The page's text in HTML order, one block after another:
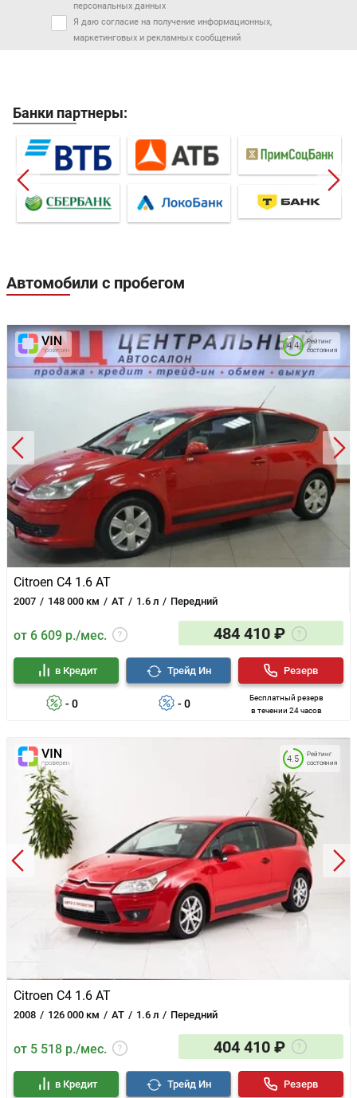
персональных данных
Я даю согласие на получение информационных,
маркетинговых и рекламных сообщений
Банки партнеры:
Автомобили с пробегом
Citroen C4 1.6 AT
2007 148 000 км AT 1.6 л Передний
Рейтинг
состояния
4.4
от 6 609 р./мес. 484 410 ₽
- 0
в Кредит
- 0
Трейд Ин
Бесплатный резерв
в течении 24 часов
Резерв
Citroen C4 1.6 AT
2008 126 000 км AT 1.6 л Передний
Рейтинг
состояния
4.5
от 5 518 р./мес. 404 410 ₽
в Кредит Трейд Ин Резерв